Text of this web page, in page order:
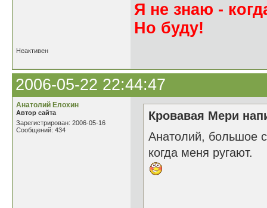
Я не знаю -
Но буду!
Неактивен
2006-05-22 22:44:47
Анатолий Елохин
Автор сайта
Зарегистрирован: 2006-05-16
Сообщений: 434
Кровавая Мери
Анатолий, большое
когда меня ругают.